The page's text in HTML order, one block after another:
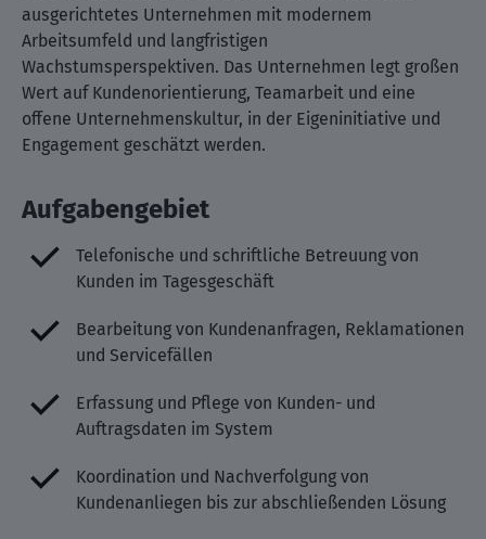
ausgerichtetes Unternehmen mit modernem
Arbeitsumfeld und langfristigen
Wachstumsperspektiven. Das Unternehmen legt großen
Wert auf Kundenorientierung, Teamarbeit und eine
offene Unternehmenskultur, in der Eigeninitiative und
Engagement geschätzt werden.
Aufgabengebiet
Telefonische und schriftliche Betreuung von
Kunden im Tagesgeschäft
Bearbeitung von Kundenanfragen, Reklamationen
und Servicefällen
Erfassung und Pflege von Kunden- und
Auftragsdaten im System
Koordination und Nachverfolgung von
Kundenanliegen bis zur abschließenden Lösung